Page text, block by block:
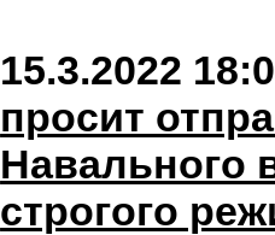
15.3.2022
просит
Навального
строгого